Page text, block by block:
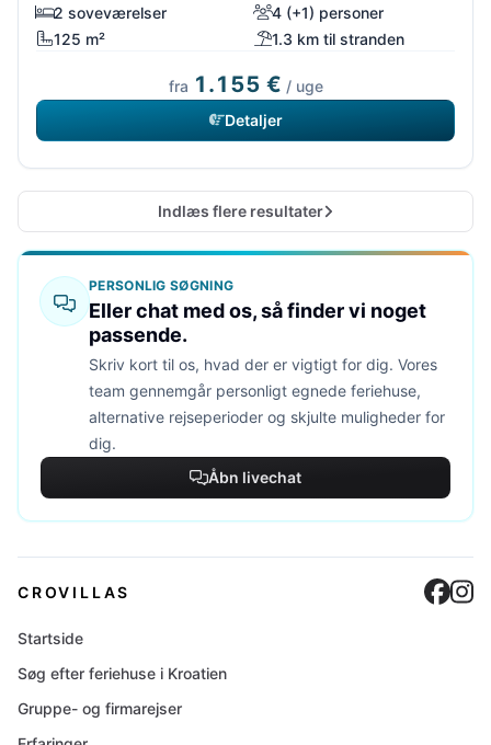
2 soveværelser
4 (+1) personer
125 m²
1.3 km til stranden
fra 1.155 € / uge
Detaljer
Indlæs flere resultater
PERSONLIG SØGNING
Eller chat med os, så finder vi noget
passende.
Skriv kort til os, hvad der er vigtigt for dig. Vores
team gennemgår personligt egnede feriehuse,
alternative rejseperioder og skjulte muligheder for
dig.
Åbn livechat
CROVILLAS
Startside
Søg efter feriehuse i Kroatien
Gruppe- og firmarejser